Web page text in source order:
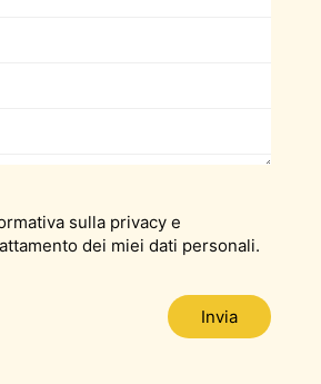
sulla privacy e
dei miei dati personali.
Invia